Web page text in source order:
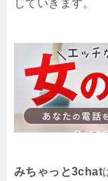
していきます。
みちゃっと3chat